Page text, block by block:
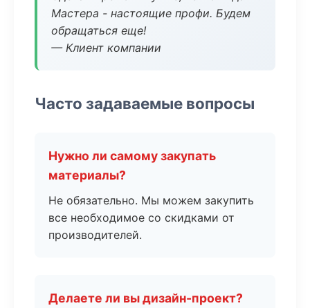
Мастера - настоящие профи. Будем
обращаться еще!
— Клиент компании
Часто задаваемые вопросы
Нужно ли самому закупать
материалы?
Не обязательно. Мы можем закупить
все необходимое со скидками от
производителей.
Делаете ли вы дизайн-проект?